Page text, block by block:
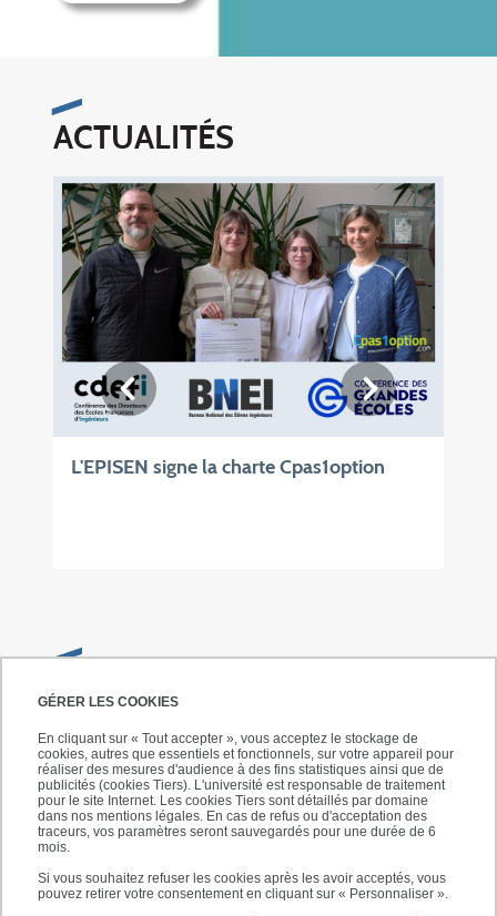
GÉRER LES COOKIES
En cliquant sur « Tout accepter », vous acceptez le stockage de
cookies, autres que essentiels et fonctionnels, sur votre appareil pour
réaliser des mesures d'audience à des fins statistiques ainsi que de
publicités (cookies Tiers). L'université est responsable de traitement
pour le site Internet. Les cookies Tiers sont détaillés par domaine
dans nos mentions légales. En cas de refus ou d'acceptation des
traceurs, vos paramètres seront sauvegardés pour une durée de 6
mois.
Si vous souhaitez refuser les cookies après les avoir acceptés, vous
pouvez retirer votre consentement en cliquant sur « Personnaliser ».
ACTUALITÉS
L'EPISEN signe la charte Cpas1option
LES CAMPUS